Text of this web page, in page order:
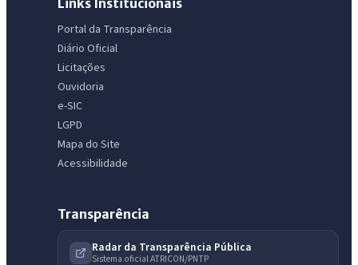
Links Institucionais
Portal da Transparência
Diário Oficial
Licitações
Ouvidoria
e-SIC
LGPD
Mapa do Site
Acessibilidade
Transparência
Radar da Transparência Pública
Sistema oficial ATRICON/PNTP
IntGest AI
Assistente do Portal
Olá. Pergunte sobre serviços, notícias, legislação, Diário Oficial,
licitações, estrutura ou transparência do município.